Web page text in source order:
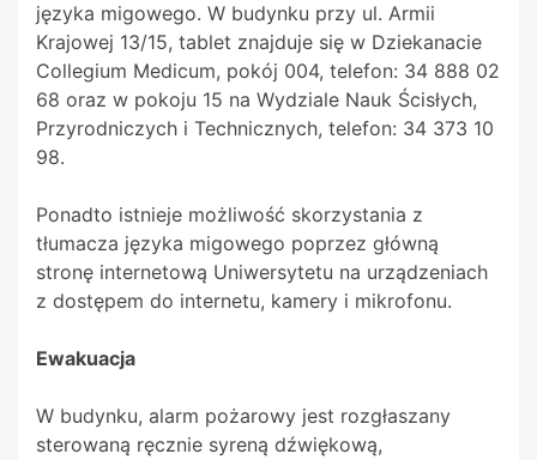
języka migowego. W budynku przy ul. Armii
Krajowej 13/15, tablet znajduje się w Dziekanacie
Collegium Medicum, pokój 004, telefon: 34 888 02
68 oraz w pokoju 15 na Wydziale Nauk Ścisłych,
Przyrodniczych i Technicznych, telefon: 34 373 10
98.
Ponadto istnieje możliwość skorzystania z
tłumacza języka migowego poprzez główną
stronę internetową Uniwersytetu na urządzeniach
z dostępem do internetu, kamery i mikrofonu.
Ewakuacja
W budynku, alarm pożarowy jest rozgłaszany
sterowaną ręcznie syreną dźwiękową,